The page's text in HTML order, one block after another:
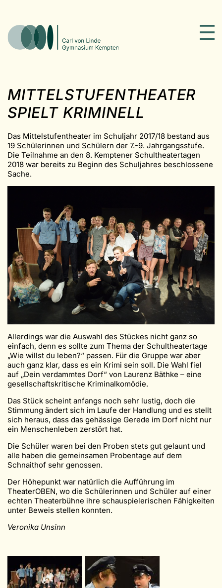
MITTELSTUFEN­THEATER
SPIELT KRIMINELL
Das Mittelstufentheater im Schuljahr 2017/18 bestand aus
19 Schülerinnen und Schülern der 7.-9. Jahrgangsstufe.
Die Teilnahme an den 8. Kemptener Schultheatertagen
2018 war bereits zu Beginn des Schuljahres beschlossene
Sache.
Allerdings war die Auswahl des Stückes nicht ganz so
einfach, denn es sollte zum Thema der Schultheatertage
„Wie willst du leben?“ passen. Für die Gruppe war aber
auch ganz klar, dass es ein Krimi sein soll. Die Wahl fiel
auf „Dein verdammtes Dorf“ von Laurenz Bäthke – eine
gesellschaftskritische Kriminalkomödie.
Das Stück scheint anfangs noch sehr lustig, doch die
Stimmung ändert sich im Laufe der Handlung und es stellt
sich heraus, dass das gehässige Gerede im Dorf nicht nur
ein Menschenleben zerstört hat.
Die Schüler waren bei den Proben stets gut gelaunt und
alle haben die gemeinsamen Probentage auf dem
Schnaithof sehr genossen.
Der Höhepunkt war natürlich die Aufführung im
TheaterOBEN, wo die Schülerinnen und Schüler auf einer
echten Theaterbühne ihre schauspielerischen Fähigkeiten
unter Beweis stellen konnten.
Veronika Unsinn